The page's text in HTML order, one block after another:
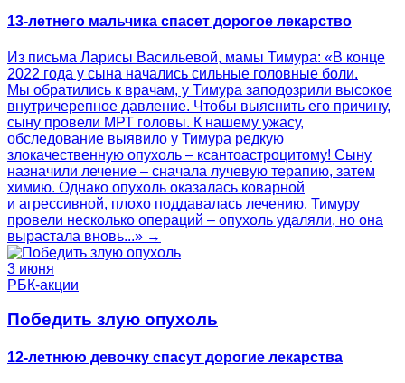
13-летнего мальчика спасет дорогое лекарство
Из письма Ларисы Васильевой, мамы Тимура: «В конце
2022 года у сына начались сильные головные боли.
Мы обратились к врачам, у Тимура заподозрили высокое
внутричерепное давление. Чтобы выяснить его причину,
сыну провели МРТ головы. К нашему ужасу,
обследование выявило у Тимура редкую
злокачественную опухоль – ксантоастроцитому! Сыну
назначили лечение – сначала лучевую терапию, затем
химию. Однако опухоль оказалась коварной
и агрессивной, плохо поддавалась лечению. Тимуру
провели несколько операций – опухоль удаляли, но она
вырастала вновь...» →
3 июня
РБК-акции
Победить злую опухоль
12-летнюю девочку спасут дорогие лекарства